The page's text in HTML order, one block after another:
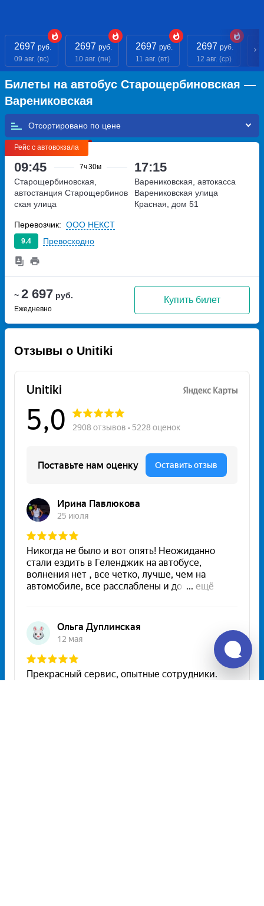
2697 руб.
09 авг. (вс)
2697 руб.
10 авг. (пн)
2697 руб.
11 авг. (вт)
2697 руб.
12 авг. (ср)
Билеты на автобус Старощербиновская —
Варениковская
Отсортировано по
Рейс с автовокзала
09:45 7ч30м 17:15
~ 2 697 руб.
Ежедневно
Купить билет
Старощербиновская,
автостанция Старощербинов
ская улица
151
Варениковская, автокасса
Варениковская улица
Красная, дом 51
9.4 Превосходно
Перевозчик: ООО НЕКСТ
Отзывы о Unitiki